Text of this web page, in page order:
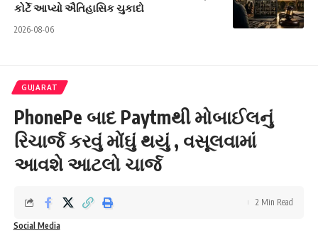
કોર્ટે આપ્યો ઐતિહાસિક ચુકાદો
2026-08-06
GUJARAT
PhonePe બાદ Paytmથી મોબાઈલનું
રિચાર્જ કરવું મોંઘું થયું , વસૂલવામાં
આવશે આટલો ચાર્જ
Social Media
2 Min Read